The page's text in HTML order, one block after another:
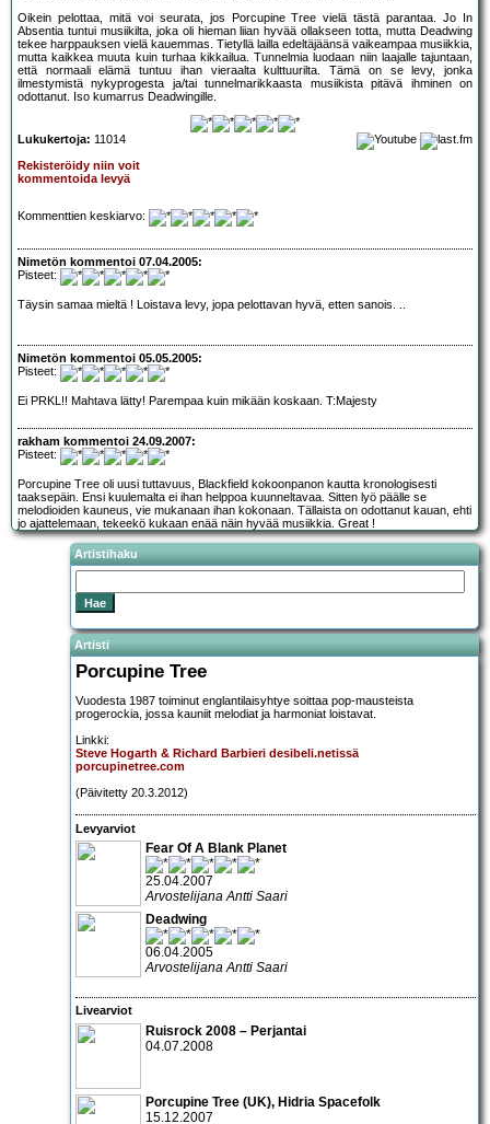
Oikein pelottaa, mitä voi seurata, jos Porcupine Tree vielä tästä parantaa. Jo In
Absentia tuntui musiikilta, joka oli hieman liian hyvää ollakseen totta, mutta Deadwing
tekee harppauksen vielä kauemmas. Tietyllä lailla edeltäjäänsä vaikeampaa musiikkia,
mutta kaikkea muuta kuin turhaa kikkailua. Tunnelmia luodaan niin laajalle tajuntaan,
että normaali elämä tuntuu ihan vieraalta kulttuurilta. Tämä on se levy, jonka
ilmestymistä nykyprogesta ja/tai tunnelmarikkaasta musiikista pitävä ihminen on
odottanut. Iso kumarrus Deadwingille.
Lukukertoja: 11014
Rekisteröidy niin voit
kommentoida levyä
Kommenttien keskiarvo:
Nimetön kommentoi 07.04.2005:
Pisteet:
Täysin samaa mieltä ! Loistava levy, jopa pelottavan hyvä, etten sanois. ..
Nimetön kommentoi 05.05.2005:
Pisteet:
Ei PRKL!! Mahtava lätty! Parempaa kuin mikään koskaan. T:Majesty
rakham kommentoi 24.09.2007:
Pisteet:
Porcupine Tree oli uusi tuttavuus, Blackfield kokoonpanon kautta kronologisesti
taaksepäin. Ensi kuulemalta ei ihan helppoa kuunneltavaa. Sitten lyö päälle se
melodioiden kauneus, vie mukanaan ihan kokonaan. Tällaista on odottanut kauan, ehti
jo ajattelemaan, tekeekö kukaan enää näin hyvää musiikkia. Great !
Artistihaku
Artisti
Porcupine Tree
Vuodesta 1987 toiminut englantilaisyhtye soittaa pop-mausteista
progerockia, jossa kauniit melodiat ja harmoniat loistavat.
Linkki:
Steve Hogarth & Richard Barbieri desibeli.netissä
porcupinetree.com
(Päivitetty 20.3.2012)
Levyarviot
Fear Of A Blank Planet
25.04.2007
Arvostelijana Antti Saari
Deadwing
06.04.2005
Arvostelijana Antti Saari
Livearviot
Ruisrock 2008 – Perjantai
04.07.2008
Porcupine Tree (UK), Hidria Spacefolk
15.12.2007